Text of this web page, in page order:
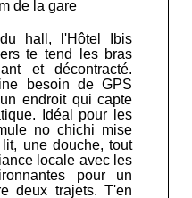
de la gare
hall, l'Hôtel Ibis
te tend les bras
et décontracté.
besoin de GPS
endroit qui capte
Idéal pour les
no chichi mise
une douche, tout
locale avec les
pour un
deux trajets. T'en